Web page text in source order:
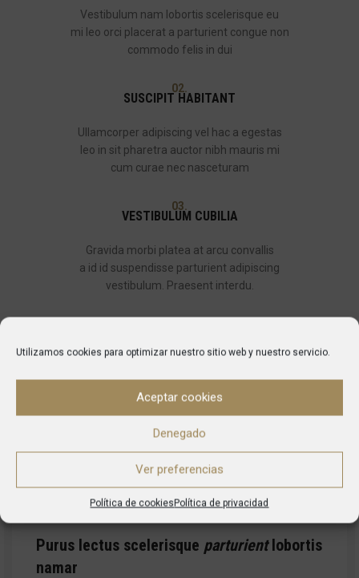
Utilizamos cookies para optimizar nuestro sitio web y nuestro servicio.
Aceptar cookies
Denegado
Ver preferencias
Política de cookiesPolítica de privacidad
Vestibulum nam lobortis scelerisque eu
mi leo orci placerat a parturient congue non
commodo felis in dui
02.
SUSCIPIT HABITANT
Ullamcorper adipiscing vel hac a egestas
leo in sit pharetra auctor nibh mauris mi
cum curae nec nasceturam
03.
VESTIBULUM CUBILIA
Gravida morbi platea at arcu convallis
a id id suspendisse parturient adipiscing
vestibulum. Praesent interdu.
Purus lectus scelerisque parturientlobortis
namar